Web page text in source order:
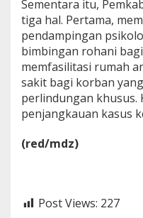
Sementara itu,
tiga hal. Pertama,
pendampingan
bimbingan rohani
memfasilitasi rumah
sakit bagi korban
perlindungan khusus.
penjangkauan kasus
(red/mdz)
Post Views: 227